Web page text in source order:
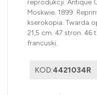
reprodukcji. Antique
Moskwie. 1899.
kserokopia. Twarda
21,5 cm. 47 stron. 46
francuski.
KOD:4421034R